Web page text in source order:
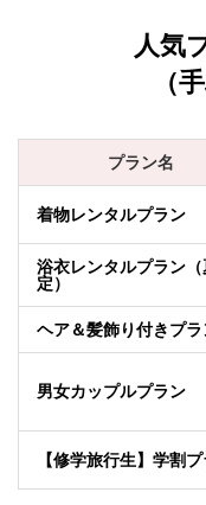
人気
（
プラン名
着物レンタルプラン
浴衣レンタルプラン（
定）
ヘア＆髪飾り付きプラ
男女カップルプラン
【修学旅行生】学割